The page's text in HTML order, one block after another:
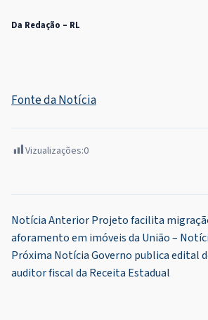
Da Redação – RL
Fonte da Notícia
Vizualizações:0
Navegação
de
Post
Notícia AnteriorProjeto facilita
aforamento em imóveis da União –
Próxima NotíciaGoverno publica edital
auditor fiscal da Receita Estadual